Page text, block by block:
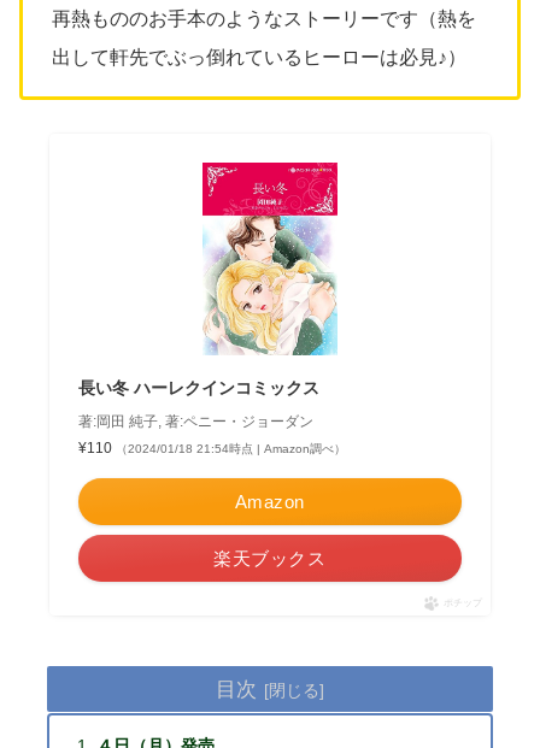
再熱もののお手本のようなストーリーです（熱を
出して軒先でぶっ倒れているヒーローは必見♪）
長い冬 ハーレクインコミックス
著:岡田 純子, 著:ペニー・ジョーダン
¥110
（2024/01/18 21:54時点 | Amazon調べ）
Amazon
楽天ブックス
ポチップ
目次